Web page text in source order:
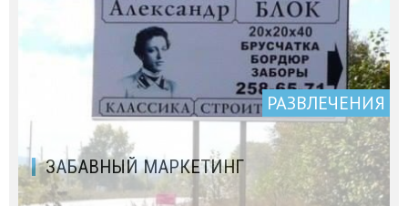
РАЗВЛЕЧЕНИЯ
ЗАБАВНЫЙ МАРКЕТИНГ